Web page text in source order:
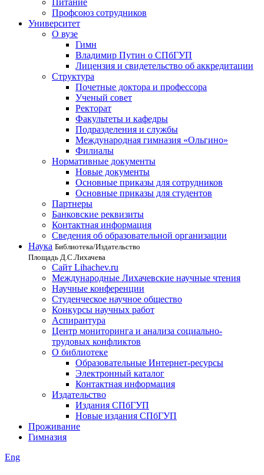
Питание
Профсоюз сотрудников
Университет
О вузе
Гимн
Владимир Путин о СПбГУП
Лицензия и свидетельство об аккредитации
Структура
Почетные доктора и профессора
Ученый совет
Ректорат
Факультеты и кафедры
Подразделения и службы
Международная гимназия «Ольгино»
Филиалы
Нормативные документы
Новые документы
Основные приказы для сотрудников
Основные приказы для студентов
Партнеры
Банковские реквизиты
Контактная информация
Сведения об образовательной организации
Наука Библиотека/Издательство
Площадь Д.С.Лихачева
Сайт Lihachev.ru
Международные Лихачевские научные чтения
Научные конференции
Студенческое научное общество
Конкурсы научных работ
Аспирантура
Центр мониторинга и анализа социально-
трудовых конфликтов
О библиотеке
Образовательные Интернет-ресурсы
Электронный каталог
Контактная информация
Издательство
Издания СПбГУП
Новые издания СПбГУП
Проживание
Гимназия
Eng